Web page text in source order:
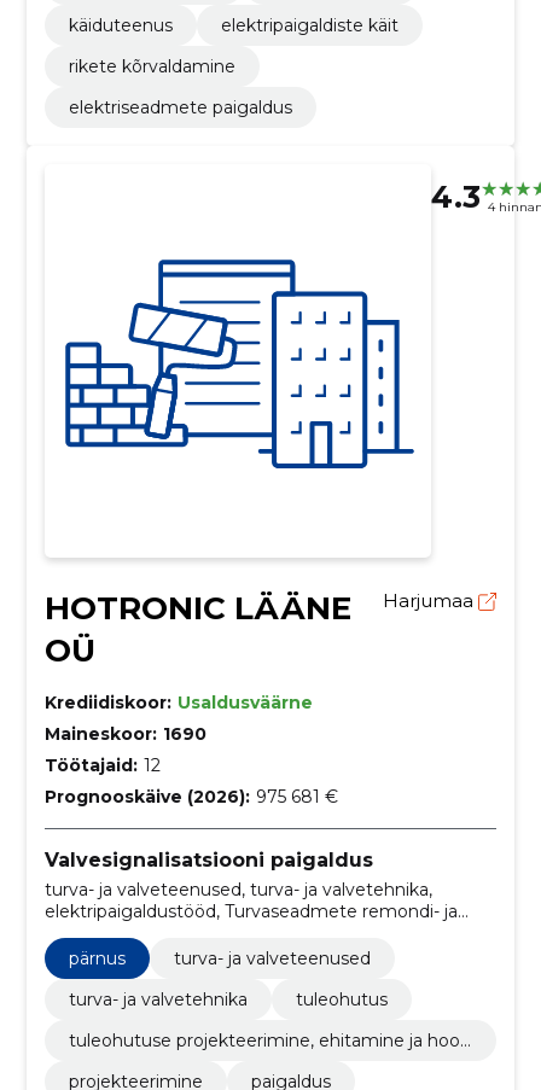
käiduteenus
elektripaigaldiste käit
rikete kõrvaldamine
elektriseadmete paigaldus
4.3 4
HOTRONIC LÄÄNE
OÜ
Harjumaa
Krediidiskoor: Usaldusväärne
Maineskoor: 1690
Töötajaid: 12
Prognooskäive (2026): 975 681 €
Valvesignalisatsiooni paigaldus
turva- ja valveteenused, turva- ja valvetehnika,
elektripaigaldustööd, Turvaseadmete remondi- ja
hooldusteenused, turvateenused, Turva-ja
kaitsematerjalide remondi- ja hooldusteenused,
tuleohutus, Tuleohutuse projekteerimine, ehitamine
ja hooldamine, Projekteerimine, paigaldus
pärnus
turva- ja valveteenused
turva- ja valvetehnika
tuleohutus
tuleohutuse projekteerimine, ehitamine ja hool
projekteerimine
paigaldus